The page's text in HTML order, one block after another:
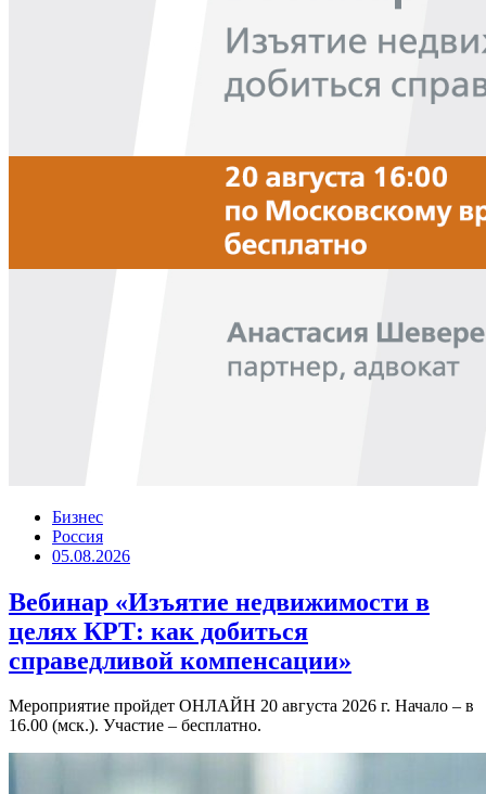
Бизнес
Россия
05.08.2026
Вебинар «Изъятие недвижимости в
целях КРТ: как добиться
справедливой компенсации»
Мероприятие пройдет ОНЛАЙН 20 августа 2026 г. Начало – в
16.00 (мск.). Участие – бесплатно.